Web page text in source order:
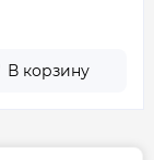
В корзину